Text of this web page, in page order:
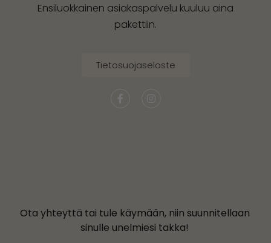
Ensiluokkainen asiakaspalvelu kuuluu aina
pakettiin.
Tietosuojaseloste
Ota yhteyttä tai tule käymään, niin suunnitellaan
sinulle unelmiesi takka!